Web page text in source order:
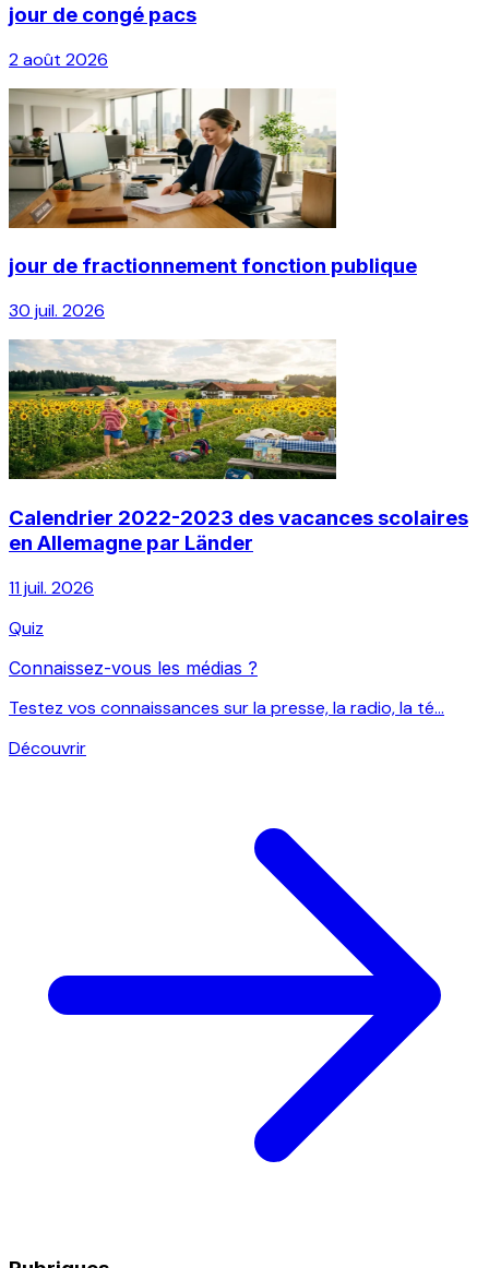
jour de congé pacs
2 août 2026
jour de fractionnement fonction publique
30 juil. 2026
Calendrier 2022-2023 des vacances scolaires
en Allemagne par Länder
11 juil. 2026
Quiz
Connaissez-vous les médias ?
Testez vos connaissances sur la presse, la radio, la té...
Découvrir